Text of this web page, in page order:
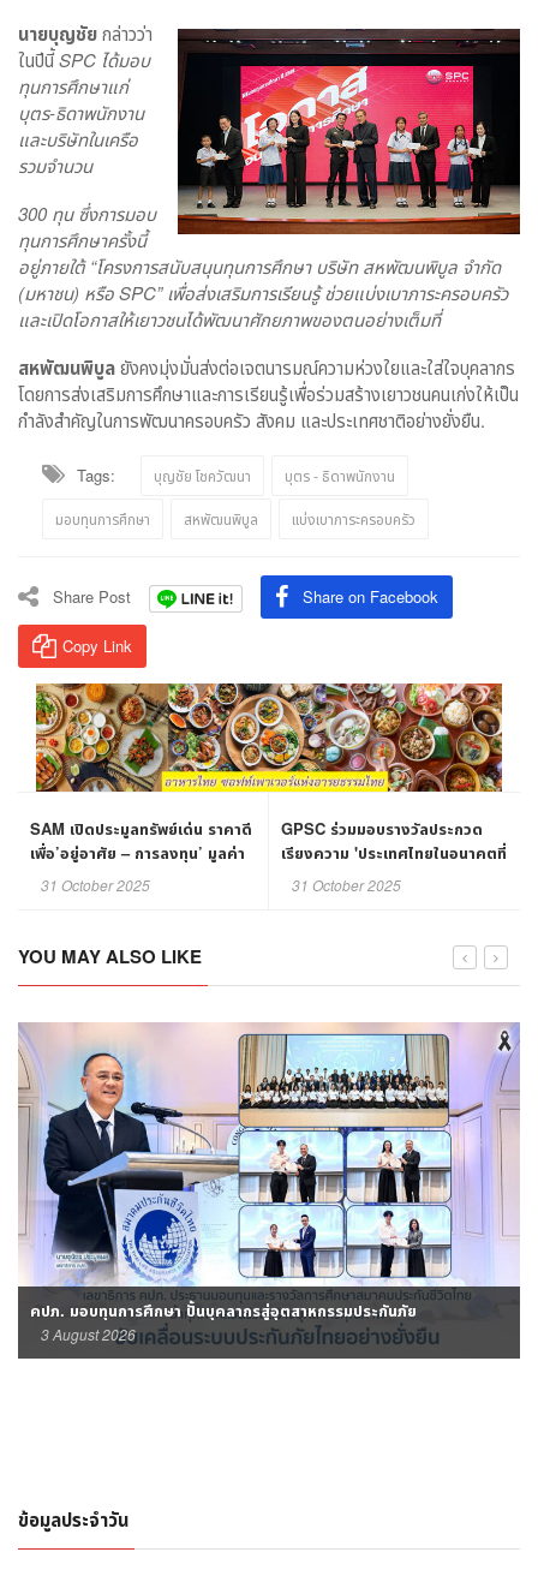
นายบุญชัยกล่าวว่า
ในปีนี้SPC ได้มอบ
ทุนการศึกษาแก่
บุตร-ธิดาพนักงาน
และบริษัทในเครือ
รวมจำนวน
300 ทุน ซึ่งการมอบ
ทุนการศึกษาครั้งนี้
อยู่ภายใต้ “โครงการสนับสนุนทุนการศึกษา บริษัท สหพัฒนพิบูล จำกัด
(มหาชน) หรือSPC”เพื่อส่งเสริมการเรียนรู้ ช่วยแบ่งเบาภาระครอบครัว
และเปิดโอกาสให้เยาวชนได้พัฒนาศักยภาพของตนอย่างเต็มที่
สหพัฒนพิบูลยังคงมุ่งมั่นส่งต่อเจตนารมณ์ความห่วงใยและใส่ใจบุคลากร
โดยการส่งเสริมการศึกษาและการเรียนรู้เพื่อร่วมสร้างเยาวชนคนเก่งให้เป็น
กำลังสำคัญในการพัฒนาครอบครัว สังคม และประเทศชาติอย่างยั่งยืน.
Tags: บุญชัย โชควัฒนา บุตร - ธิดาพนักงาน
มอบทุนการศึกษา สหพัฒนพิบูล แบ่งเบาภาระครอบครัว
Share Post Share on Facebook
Copy Link
SAM เปิดประมูลทรัพย์เด่น ราคาดี
เพื่อ’อยู่อาศัย – การลงทุน’ มูลค่า
รวมกว่า 456 ลบ.
31 October 2025
GPSC ร่วมมอบรางวัลประกวด
เรียงความ 'ประเทศไทยในอนาคตที่
ฉันฝันเห็น'
31 October 2025
YOU MAY ALSO LIKE
คปภ. มอบทุนการศึกษา ปั้นบุคลากรสู่อุตสาหกรรมประกันภัย
3 August 2026
ข้อมูลประจำวัน